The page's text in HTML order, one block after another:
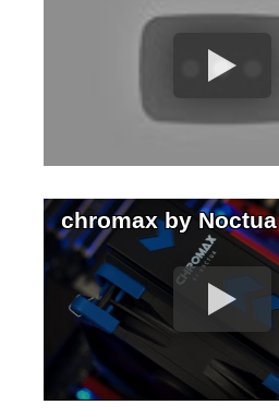
chromax by Noctua